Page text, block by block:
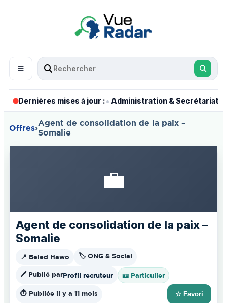
Dernières mises à jour :• Administration & Secrétariat
Offres›
Agent de consolidation de la paix –
Somalie
💼
Agent de consolidation de la paix –
Somalie
📍 Beled Hawo 🏷️ ONG & Social
🖊️ Publié parProfil recruteur 🪪 Particulier
⏱️ Publiée il y a 11 mois ☆ Favori